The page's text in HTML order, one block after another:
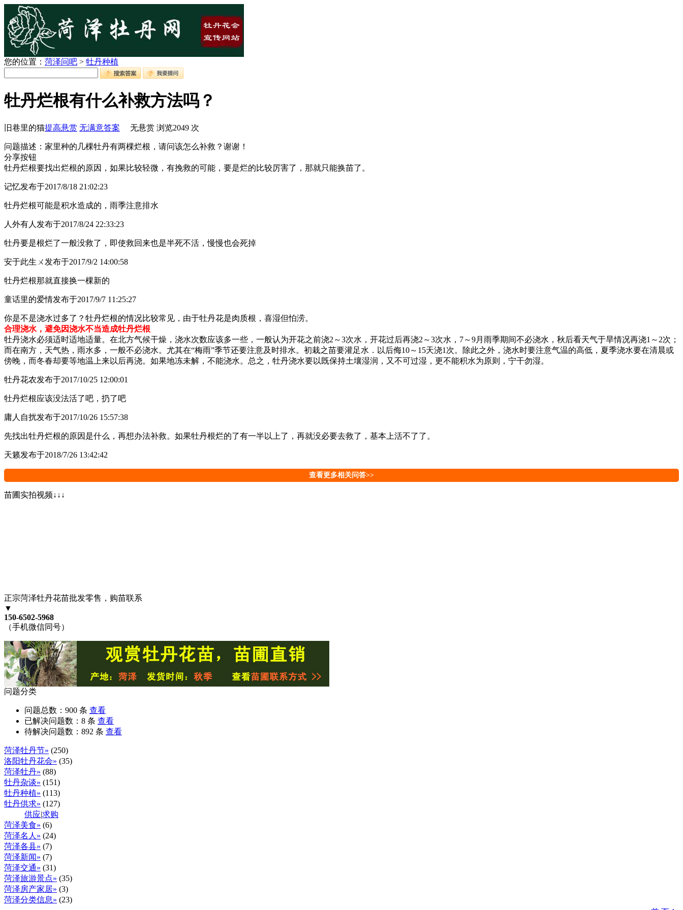
您的位置： 菏泽问吧 > 牡丹种植
牡丹烂根有什么补救方法吗？
旧巷里的猫提高悬赏 无满意答案 无悬赏 浏览2049 次
问题描述：家里种的几棵牡丹有两棵烂根，请问该怎么补救？谢谢！
分享按钮
牡丹烂根要找出烂根的原因，如果比较轻微，有挽救的可能，要是烂的比较厉害了，那就只能换苗了。
记忆发布于2017/8/18 21:02:23
牡丹烂根可能是积水造成的，雨季注意排水
人外有人 发布于2017/8/24 22:33:23
牡丹要是根烂了一般没救了，即使救回来也是半死不活，慢慢也会死掉
安于此生ㄨ 发布于2017/9/2 14:00:58
牡丹烂根那就直接换一棵新的
童话里的爱情发布于2017/9/7 11:25:27
你是不是浇水过多了？牡丹烂根的情况比较常见，由于牡丹花是肉质根，喜湿但怕涝。
合理浇水，避免因浇水不当造成牡丹烂根
牡丹浇水必须适时适地适量。在北方气候干燥，浇水次数应该多一些，一般认为开花之前浇2～3次水，开花过后再浇2～3次水，7～9月雨季期间不必浇水，秋后看天气于旱情况再浇1～2次；
而在南方，天气热，雨水多，一般不必浇水。尤其在“梅雨”季节还要注意及时排水。初栽之苗要灌足水．以后侮10～15天浇1次。除此之外，浇水时要注意气温的高低，夏季浇水要在清晨或
傍晚，而冬春却要等地温上来以后再浇。如果地冻未解，不能浇水。总之，牡丹浇水要以既保持土壤湿润，又不可过湿，更不能积水为原则，宁干勿湿。
牡丹花农发布于2017/10/25 12:00:01
牡丹烂根应该没法活了吧，扔了吧
庸人自扰发布于2017/10/26 15:57:38
先找出牡丹烂根的原因是什么，再想办法补救。如果牡丹根烂的了有一半以上了，再就没必要去救了，基本上活不了了。
天籁发布于2018/7/26 13:42:42
查看更多相关问答>>
苗圃实拍视频↓↓↓
正宗菏泽牡丹花苗批发零售，购苗联系
▼
150-6502-5968
（手机微信同号）
问题分类
问题总数： 900 条 查看
已解决问题数： 8 条 查看
待解决问题数： 892 条 查看
菏泽牡丹节» (250)
洛阳牡丹花会» (35)
菏泽牡丹» (88)
牡丹杂谈» (151)
牡丹种植» (113)
牡丹供求» (127)
供应|求购
菏泽美食» (6)
菏泽名人» (24)
菏泽各县» (7)
菏泽新闻» (7)
菏泽交通» (31)
菏泽旅游景点» (35)
菏泽房产家居» (3)
菏泽分类信息» (23)